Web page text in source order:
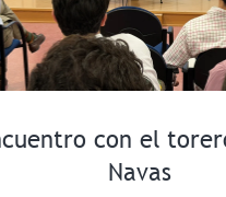
con el
Navas